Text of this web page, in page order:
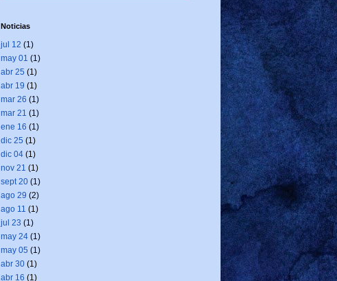
Noticias
jul 12 (1)
may 01 (1)
abr 25 (1)
abr 19 (1)
mar 26 (1)
mar 21 (1)
ene 16 (1)
dic 25 (1)
dic 04(1)
nov 21 (1)
sept 20(1)
ago 29 (2)
ago 11 (1)
jul 23 (1)
may 24(1)
may 05 (1)
abr 30(1)
abr 16 (1)